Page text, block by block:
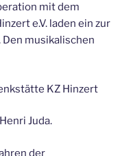
mit dem
e.V. laden ein zur
musikalischen
KZ Hinzert
Juda.
der